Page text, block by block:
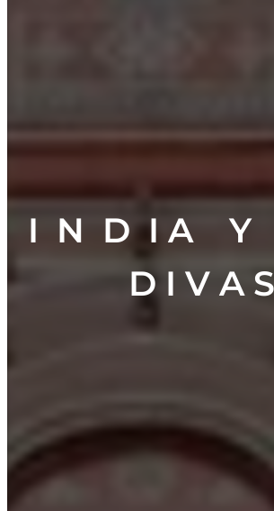
I N D I A Y
D I V A S